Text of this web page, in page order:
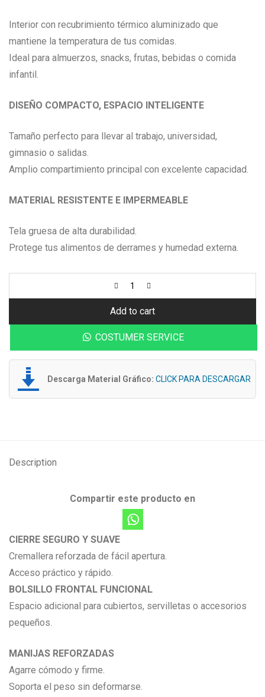
Interior con recubrimiento térmico aluminizado que
mantiene la temperatura de tus comidas.
Ideal para almuerzos, snacks, frutas, bebidas o comida
infantil.
DISEÑO COMPACTO, ESPACIO INTELIGENTE
Tamaño perfecto para llevar al trabajo, universidad,
gimnasio o salidas.
Amplio compartimiento principal con excelente capacidad.
MATERIAL RESISTENTE E IMPERMEABLE
Tela gruesa de alta durabilidad.
Protege tus alimentos de derrames y humedad externa.
Add to cart
COSTUMER SERVICE
Descarga Material Gráfico: CLICK PARA DESCARGAR
Description
Compartir este producto en
CIERRE SEGURO Y SUAVE
Cremallera reforzada de fácil apertura.
Acceso práctico y rápido.
BOLSILLO FRONTAL FUNCIONAL
Espacio adicional para cubiertos, servilletas o accesorios
pequeños.
MANIJAS REFORZADAS
Agarre cómodo y firme.
Soporta el peso sin deformarse.